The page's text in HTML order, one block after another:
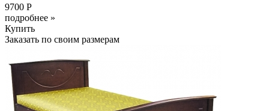
9700 Р
подробнее »
Купить
Заказать по своим размерам